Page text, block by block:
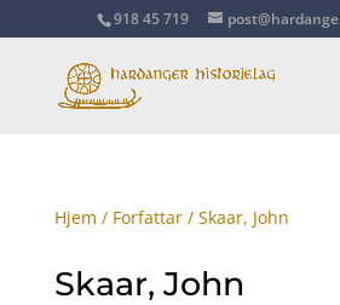
918 45 719
Hjem / Forfattar/ Skaar, John
Skaar, John